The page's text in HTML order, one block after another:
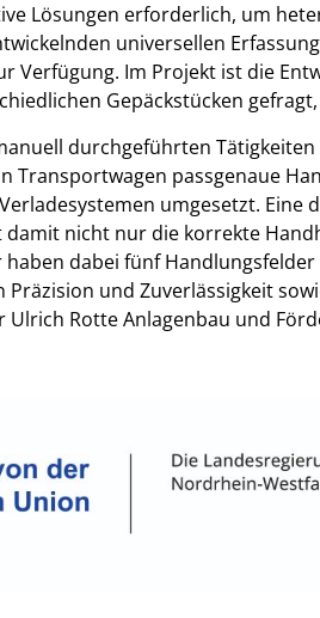
Lösungen erforderlich, um
universellen
Verfügung. Im Projekt ist die
Gepäckstücken
durchgeführten
Transportwagen passgenaue
umgesetzt.
nicht nur die korrekte
dabei fünf
und Zuverlässigkeit
Rotte Anlagenbau und